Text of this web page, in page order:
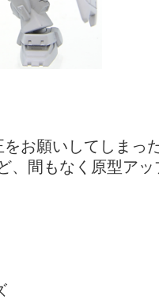
お願いしてしまっ
、間もなく原型ア